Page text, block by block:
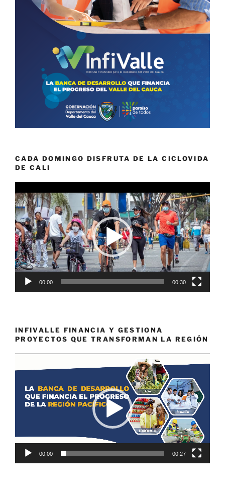
CADA DOMINGO DISFRUTA DE LA CICLOVIDA
DE CALI
de
vídeo
00:00 00:30
INFIVALLE FINANCIA Y GESTIONA
PROYECTOS QUE TRANSFORMAN LA REGIÓN
de
00:00 00:27